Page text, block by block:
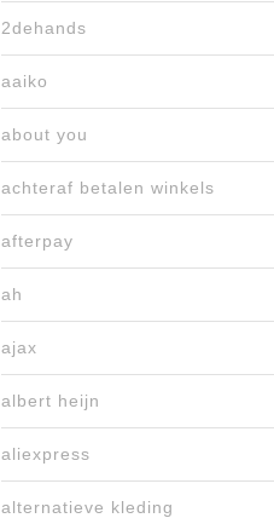
2dehands
aaiko
about you
achteraf betalen winkels
afterpay
ah
ajax
albert heijn
aliexpress
alternatieve kleding